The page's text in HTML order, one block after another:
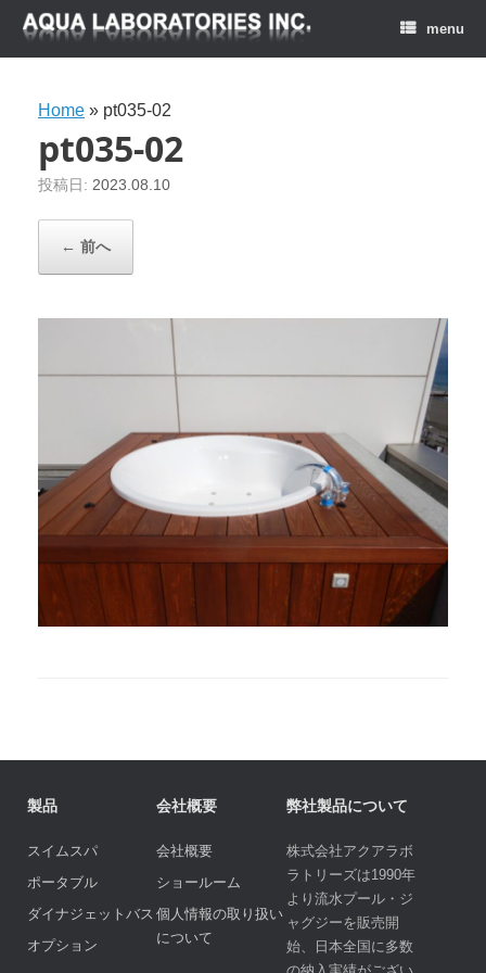
menu
Home » pt035-02
pt035-02
投稿日: 2023.08.10
← 前へ
製品
スイムスパ
ポータブル
ダイナジェットバス
オプション
会社概要
会社概要
ショールーム
個人情報の取り扱い
について
弊社製品について
株式会社アクアラボ
ラトリーズは1990年
より流水プール・ジ
ャグジーを販売開
始、日本全国に多数
の納入実績がござい